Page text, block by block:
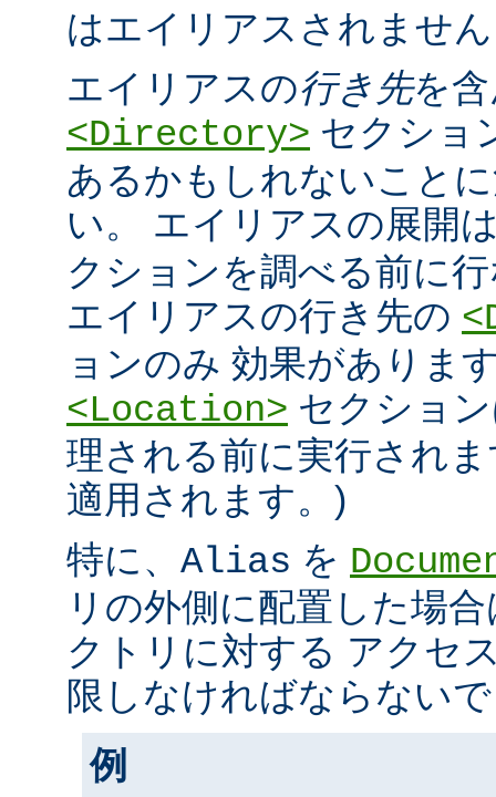
はエイリアスされませ
エイリアスの行き先を
<Directory> セクショ
あるかもしれないこと
い。 エイリアスの展開
クションを調べる前に
エイリアスの行き先の
ョンのみ 効果がありま
<Location> セクショ
理される前に実行され
適用されます。)
特に、 Alias を
リの外側に配置した場
クトリに対する アクセ
限しなければならない
例